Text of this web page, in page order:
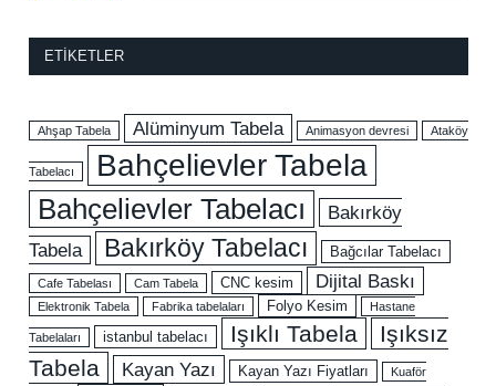
ETIKETLER
Ahşap Tabela Alüminyum Tabela Animasyon devresi Ataköy
Tabelacı Bahçelievler Tabela
Bahçelievler Tabelacı
Bakırköy
Tabela
Bakırköy Tabelacı Bağcılar Tabelacı
Cafe Tabelası Cam Tabela CNC kesim Dijital Baskı
Elektronik Tabela Fabrika tabelaları Folyo Kesim Hastane
Tabelaları istanbul tabelacı Işıklı Tabela
Işıksız
Tabela
Kayan Yazı Kayan Yazı Fiyatları
Kuaför